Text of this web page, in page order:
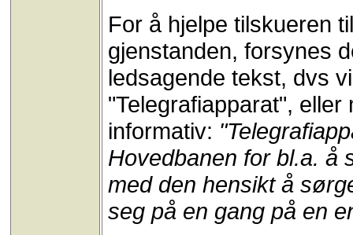
For å hjelpe tilskueren
gjenstanden, forsynes
ledsagende tekst, dvs
"Telegrafiapparat",
informativ:
Hovedbanen for bl.a. å
med den hensikt å
seg på en gang på en